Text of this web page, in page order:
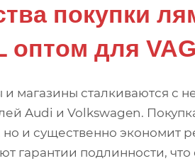
покупки
оптом для
магазины сталкиваются с
Audi и Volkswagen.
но и существенно
гарантии подлинности,